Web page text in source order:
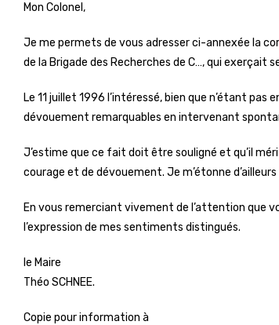
Mon Colonel,
Je me permets de vous adresser ci-annexée la
de la Brigade des Recherches de C…, qui exerçait
Le 11 juillet 1996 l’intéressé, bien que n’étant
dévouement remarquables en intervenant
J’estime que ce fait doit être souligné et qu’il
courage et de dévouement. Je m’étonne
En vous remerciant vivement de l’attention que
l’expression de mes sentiments distingués.
le Maire
Théo SCHNEE.
Copie pour information à